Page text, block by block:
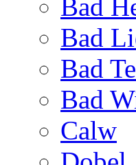
Bad
Bad
Bad
Bad
Calw